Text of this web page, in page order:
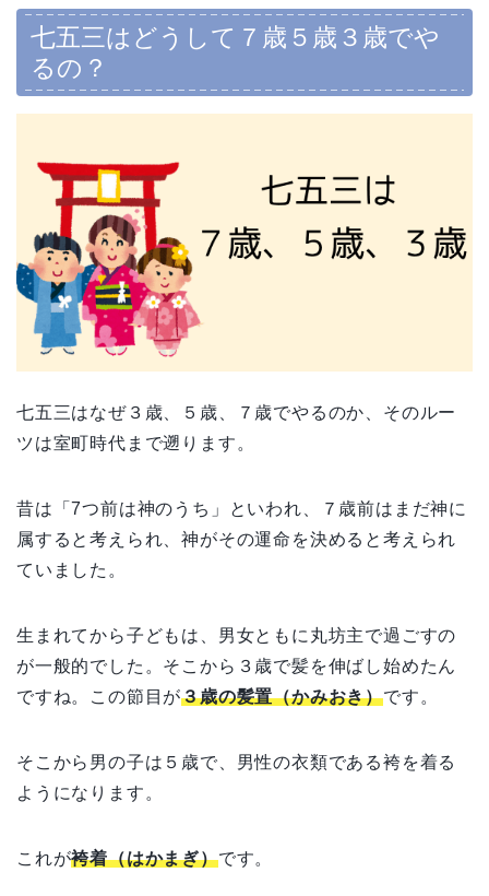
七五三はどうして７歳５歳３歳でや
るの？
七五三はなぜ３歳、５歳、７歳でやるのか、そのルー
ツは室町時代まで遡ります。
昔は「7つ前は神のうち」といわれ、７歳前はまだ神に
属すると考えられ、神がその運命を決めると考えられ
ていました。
生まれてから子どもは、男女ともに丸坊主で過ごすの
が一般的でした。そこから３歳で髪を伸ばし始めたん
ですね。この節目が３歳の髪置（かみおき）です。
そこから男の子は５歳で、男性の衣類である袴を着る
ようになります。
これが袴着（はかまぎ）です。